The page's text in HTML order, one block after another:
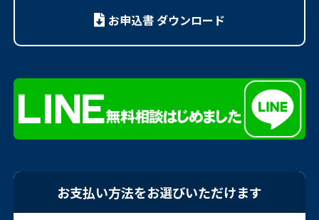
お申込書 ダウンロード
お支払い方法をお選びいただけます